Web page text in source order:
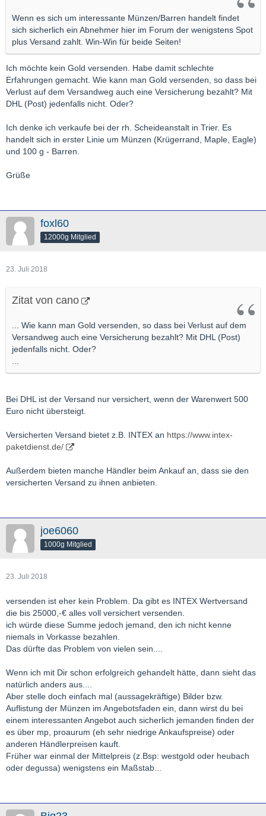
Wenn es sich um interessante Münzen/Barren handelt findet
sich sicherlich ein Abnehmer hier im Forum der wenigstens Spot
plus Versand zahlt. Win-Win für beide Seiten!
Ich möchte kein Gold versenden. Habe damit schlechte
Erfahrungen gemacht. Wie kann man Gold versenden, so dass bei
Verlust auf dem Versandweg auch eine Versicherung bezahlt? Mit
DHL (Post) jedenfalls nicht. Oder?
Ich denke ich verkaufe bei der rh. Scheideanstalt in Trier. Es
handelt sich in erster Linie um Münzen (Krügerrand, Maple, Eagle)
und 100 g - Barren.
Grüße
foxl60
12000g Mitglied
23. Juli 2018
Zitat von cano
... Wie kann man Gold versenden, so dass bei Verlust auf dem
Versandweg auch eine Versicherung bezahlt? Mit DHL (Post)
jedenfalls nicht. Oder?
...
Bei DHL ist der Versand nur versichert, wenn der Warenwert 500
Euro nicht übersteigt.
Versicherten Versand bietet z.B. INTEX an https://www.intex-
paketdienst.de/
Außerdem bieten manche Händler beim Ankauf an, dass sie den
versicherten Versand zu ihnen anbieten.
joe6060
1000g Mitglied
23. Juli 2018
versenden ist eher kein Problem. Da gibt es INTEX Wertversand
die bis 25000,-€ alles voll versichert versenden.
ich würde diese Summe jedoch jemand, den ich nicht kenne
niemals in Vorkasse bezahlen.
Das dürfte das Problem von vielen sein....
Wenn ich mit Dir schon erfolgreich gehandelt hätte, dann sieht das
natürlich anders aus....
Aber stelle doch einfach mal (aussagekräftige) Bilder bzw.
Auflistung der Münzen im Angebotsfaden ein, dann wirst du bei
einem interessanten Angebot auch sicherlich jemanden finden der
es über mp, proaurum (eh sehr niedrige Ankaufspreise) oder
anderen Händlerpreisen kauft.
Früher war einmal der Mittelpreis (z.Bsp: westgold oder heubach
oder degussa) wenigstens ein Maßstab...